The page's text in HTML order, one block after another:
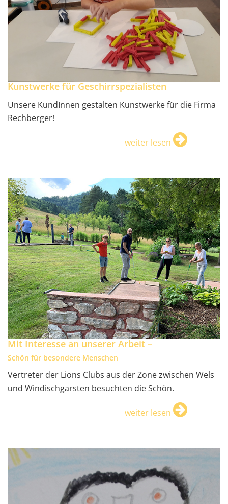
Kunstwerke für Geschirrspezialisten
Unsere KundInnen gestalten Kunstwerke für die Firma
Rechberger!
weiter lesen
Mit Interesse an unserer Arbeit –
Schön für besondere Menschen
Vertreter der Lions Clubs aus der Zone zwischen Wels
und Windischgarsten besuchten die Schön.
weiter lesen